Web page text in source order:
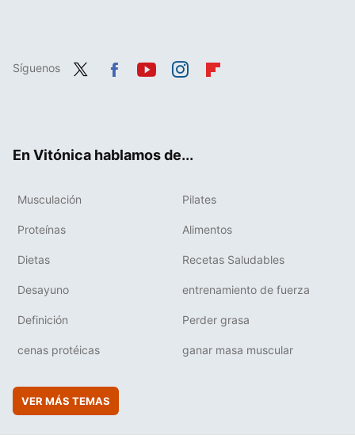
Síguenos
En Vitónica hablamos de...
Musculación Pilates
Proteínas Alimentos
Dietas Recetas Saludables
Desayuno entrenamiento de fuerza
Definición Perder grasa
cenas protéicas ganar masa muscular
VER MÁS TEMAS